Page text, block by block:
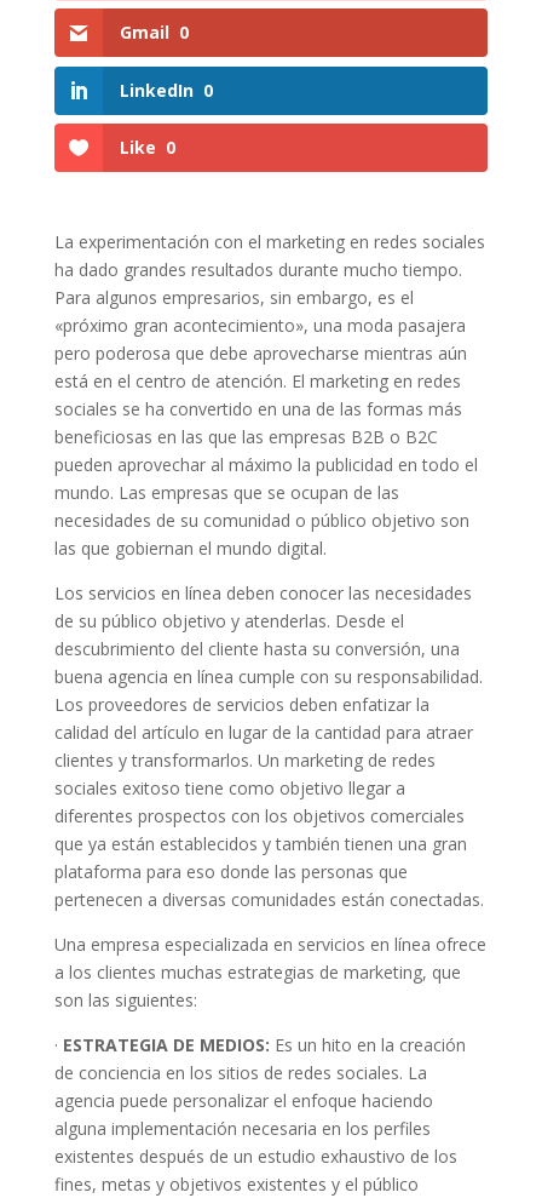
Gmail 0
LinkedIn 0
Like 0
La experimentación con el marketing en redes sociales
ha dado grandes resultados durante mucho tiempo.
Para algunos empresarios, sin embargo, es el
«próximo gran acontecimiento», una moda pasajera
pero poderosa que debe aprovecharse mientras aún
está en el centro de atención. El marketing en redes
sociales se ha convertido en una de las formas más
beneficiosas en las que las empresas B2B o B2C
pueden aprovechar al máximo la publicidad en todo el
mundo. Las empresas que se ocupan de las
necesidades de su comunidad o público objetivo son
las que gobiernan el mundo digital.
Los servicios en línea deben conocer las necesidades
de su público objetivo y atenderlas. Desde el
descubrimiento del cliente hasta su conversión, una
buena agencia en línea cumple con su responsabilidad.
Los proveedores de servicios deben enfatizar la
calidad del artículo en lugar de la cantidad para atraer
clientes y transformarlos. Un marketing de redes
sociales exitoso tiene como objetivo llegar a
diferentes prospectos con los objetivos comerciales
que ya están establecidos y también tienen una gran
plataforma para eso donde las personas que
pertenecen a diversas comunidades están conectadas.
Una empresa especializada en servicios en línea ofrece
a los clientes muchas estrategias de marketing, que
son las siguientes:
· ESTRATEGIA DE MEDIOS: Es un hito en la creación
de conciencia en los sitios de redes sociales. La
agencia puede personalizar el enfoque haciendo
alguna implementación necesaria en los perfiles
existentes después de un estudio exhaustivo de los
fines, metas y objetivos existentes y el público